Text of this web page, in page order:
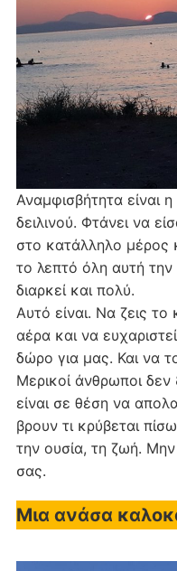
Αναμφισβήτητα
δειλινού. Φτάνει να
στο κατάλληλο μέρος
το λεπτό όλη αυτή την
διαρκεί και πολύ.
Αυτό είναι. Να ζεις
αέρα και να
δώρο για μας. Και να
Μερικοί άνθρωποι
είναι σε θέση να
βρουν τι κρύβεται
την ουσία, τη ζωή.
σας.
Μια ανάσα